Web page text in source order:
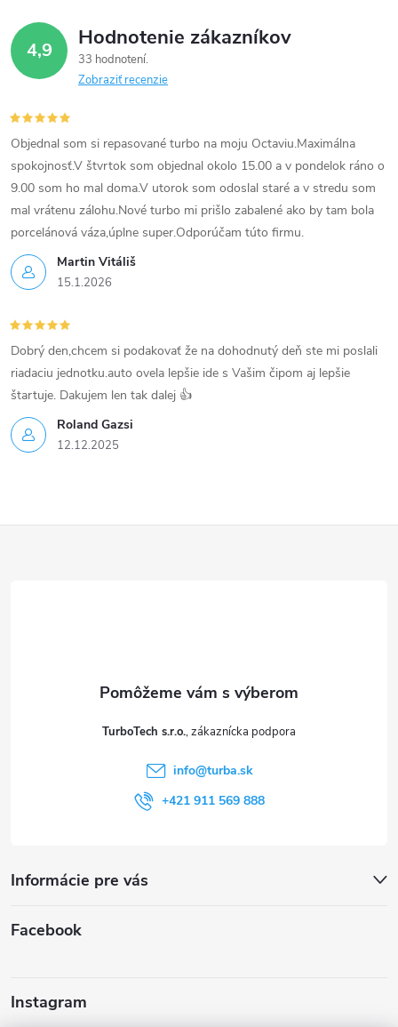
r
v
y
v
ý
p
i
s
u
4,9 Hodnotenie zákazníkov
33 hodnotení
Zobraziť recenzie
Martin Vitáliš
15.1.2026
Objednal som si repasované turbo na moju Octaviu.Maximálna
spokojnosť.V štvrtok som objednal okolo 15.00 a v pondelok ráno o
9.00 som ho mal doma.V utorok som odoslal staré a v stredu som
mal vrátenu zálohu.Nové turbo mi prišlo zabalené ako by tam bola
porcelánová váza,úplne super.Odporúčam túto firmu.
Roland Gazsi
12.12.2025
Dobrý den,chcem si podakovať že na dohodnutý deň ste mi poslali
riadaciu jednotku.auto ovela lepšie ide s Vašim čipom aj lepšie
štartuje. Dakujem len tak dalej 👍
TurboTech s.r.o.
info@turba.sk
+421 911 569 888
Informácie pre vás
Facebook
Instagram